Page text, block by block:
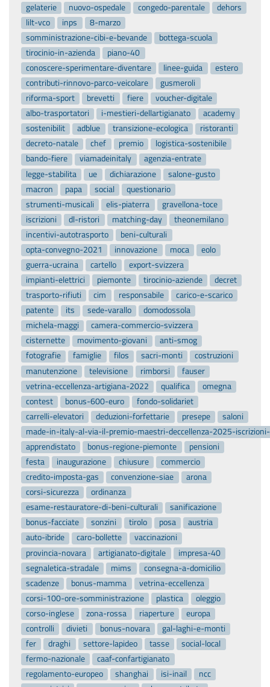
gelaterie
nuovo-ospedale congedo-parentale
dehors
lilt-vco
inps
8-marzo
somministrazione-cibi-e-bevande
bottega-scuola
tirocinio-in-azienda
piano-40
conoscere-sperimentare-diventare
linee-guida
estero
contributi-rinnovo-parco-veicolare
gusmeroli
riforma-sport
brevetti fiere
voucher-digitale
albo-trasportatori
i-mestieri-dellartigianato
academy
sostenibilit
adblue transizione-ecologica
ristoranti
decreto-natale
chef premio
logistica-sostenibile
bando-fiere
viamadeinitaly
agenzia-entrate
legge-stabilita
ue dichiarazione
salone-gusto
macron
papa social
questionario
strumenti-musicali
elis-piaterra
gravellona-toce
iscrizioni
dl-ristori matching-day
theonemilano
incentivi-autotrasporto
beni-culturali
opta-convegno-2021
innovazione moca
eolo
guerra-ucraina
cartello
export-svizzera
impianti-elettrici
piemonte tirocinio-aziende
decret
trasporto-rifiuti
cim responsabile
carico-e-scarico
patente
its sede-varallo
domodossola
michela-maggi
camera-commercio-svizzera
cisternette
movimento-giovani
anti-smog
fotografie
famiglie filos sacri-monti
costruzioni
manutenzione
televisione rimborsi
fauser
vetrina-eccellenza-artigiana-2022
qualifica
omegna
contest
bonus-600-euro
fondo-solidariet
carrelli-elevatori
deduzioni-forfettarie presepe
saloni
made-in-italy-al-via-il-premio-maestri-deccellenza-2025-
apprendistato
bonus-regione-piemonte
pensioni
festa
inaugurazione chiusure
commercio
credito-imposta-gas
convenzione-siae
arona
corsi-sicurezza
ordinanza
esame-restauratore-di-beni-culturali
sanificazione
bonus-facciate
sonzini tirolo posa
austria
auto-ibride
caro-bollette
vaccinazioni
provincia-novara
artigianato-digitale
impresa-40
segnaletica-stradale
mims
consegna-a-domicilio
scadenze
bonus-mamma
vetrina-eccellenza
corsi-100-ore-somministrazione
plastica
oleggio
corso-inglese
zona-rossa riaperture
europa
controlli
divieti bonus-novara
gal-laghi-e-monti
fer
draghi settore-lapideo tasse
social-local
fermo-nazionale
caaf-confartigianato
regolamento-europeo
shanghai isi-inail
ncc